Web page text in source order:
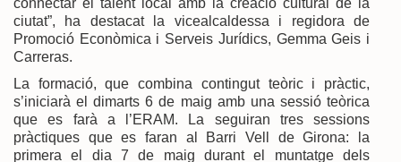
ciutat”, ha destacat la vicealcaldessa i regidora de
Promoció Econòmica i Serveis Jurídics, Gemma Geis i
Carreras.
La formació, que combina contingut teòric i pràctic,
s’iniciarà el dimarts 6 de maig amb una sessió teòrica
que es farà a l’ERAM. La seguiran tres sessions
pràctiques que es faran al Barri Vell de Girona: la
primera el dia 7 de maig durant el muntatge dels